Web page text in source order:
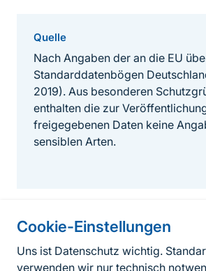
Cookie-Einstellungen
Uns ist Datenschutz wichtig.
verwenden wir nur technisch
Quelle
Nach Angaben der an die EU
Standarddatenbögen
2019). Aus besonderen
enthalten die zur
freigegebenen Daten keine
sensiblen Arten.
Informationen zur Seite